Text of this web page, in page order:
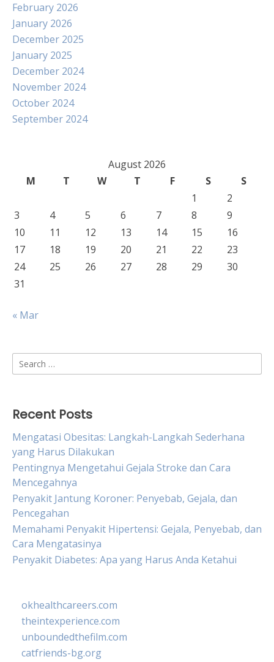
February 2026
January 2026
December 2025
January 2025
December 2024
November 2024
October 2024
September 2024
August 2026
M
T W T F S
S
1
2
3
4 5 6 7 8
9
10
11 12 13 14 15
16
17
18 19 20 21 22
23
24
25 26 27 28 29
30
31
« Mar
Search
for:
Recent Posts
Mengatasi Obesitas: Langkah-Langkah Sederhana
yang Harus Dilakukan
Pentingnya Mengetahui Gejala Stroke dan Cara
Mencegahnya
Penyakit Jantung Koroner: Penyebab, Gejala, dan
Pencegahan
Memahami Penyakit Hipertensi: Gejala, Penyebab, dan
Cara Mengatasinya
Penyakit Diabetes: Apa yang Harus Anda Ketahui
okhealthcareers.com
theintexperience.com
unboundedthefilm.com
catfriends-bg.org